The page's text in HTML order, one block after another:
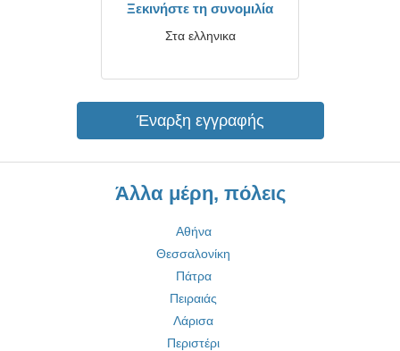
Ξεκινήστε τη συνομιλία
Στα ελληνικα
Έναρξη εγγραφής
Άλλα μέρη, πόλεις
Αθήνα
Θεσσαλονίκη
Πάτρα
Πειραιάς
Λάρισα
Περιστέρι